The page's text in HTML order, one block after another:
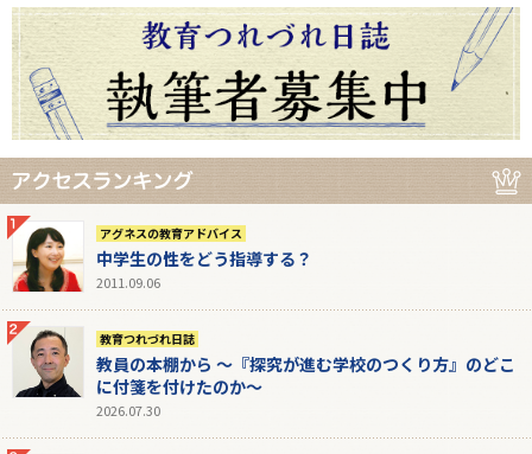
アグネスの教育アドバイス
中学生の性をどう指導する？
2011.09.06
教育つれづれ日誌
教員の本棚から 〜『探究が進む学校のつくり方』のどこ
に付箋を付けたのか〜
2026.07.30